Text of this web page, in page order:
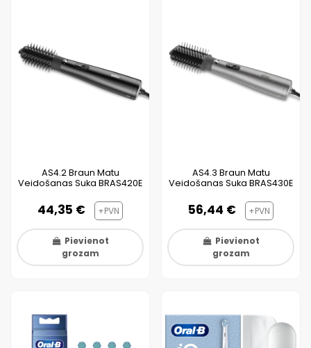
AS4.2 Braun Matu
Veidošanas Suka BRAS420E
44,35 € +PVN
Pievienot
grozam
AS4.3 Braun Matu
Veidošanas Suka BRAS430E
56,44 € +PVN
Pievienot
grozam